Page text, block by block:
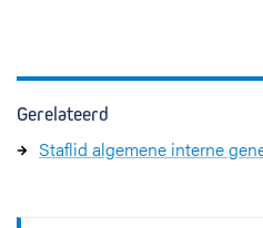
Gerelateerd
Staflid algemene interne